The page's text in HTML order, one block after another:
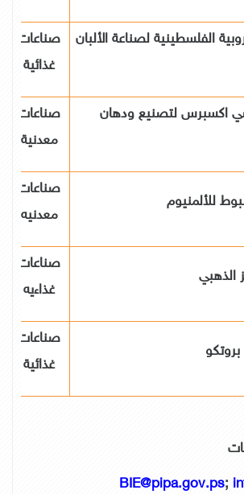
الفلسطينية لصناعة الألبان
صناعات
غذائية
اكسبرس لتصنيع ودهان
صناعات
معدنية
للألمنيوم
صناعات
معدنيه
الذهبي
صناعات
غذاءيه
صناعات
غذائية
BIE@pipa.gov.ps;